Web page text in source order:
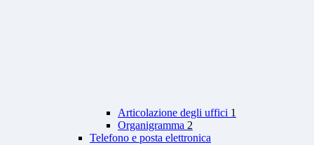
Articolazione degli uffici 1
Organigramma 2
Telefono e posta elettronica